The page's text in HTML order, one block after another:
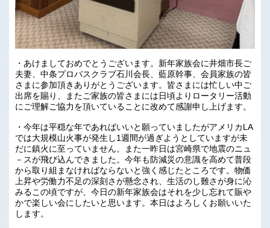
・あけましておめでとうございます。新年家族会に井畑市長ご
夫妻、中条プロバスクラブ石川会長、藍原幹事、会員家族の皆
さまに参加頂きありがとうございます。皆さまには忙しい中ご
出席を賜り、またご家族の皆さまには日頃よりロータリー活動
にご理解ご協力を頂いていることに改めて感謝申し上げます。
・今年は平穏な年であればいいと願っていましたがアメリカLA
では大規模山火事が発生し1週間が過ぎようとしていますが未
だに鎮火に至っていません。また一昨日は宮崎県で地震のニュ
－スが飛び込んできました。今年も防減災の意識を高めて普段
から取り組まなければならないと強く感じたところです。物価
上昇や労働力不足の深刻さが懸念され、生活のし難さが身に沁
みるこの頃ですが、今日の新年家族会はそれを少し忘れて賑や
かで楽しい会にしたいと思います。本日はよろしくお願いいた
します。